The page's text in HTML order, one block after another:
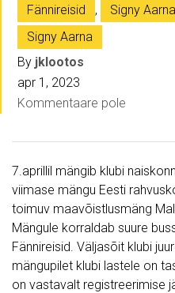
Fännireisid , Signy Aarna
Signy Aarna
By jklootos
apr 1, 2023
Kommentaare pole
7.aprillil mängib klubi
viimase mängu Eesti
toimuv maavõistlusmäng
Mängule korraldab suure
Fännireisid. Väljasõit klubi
mängupilet klubi lastele on
on vastavalt registreerimise